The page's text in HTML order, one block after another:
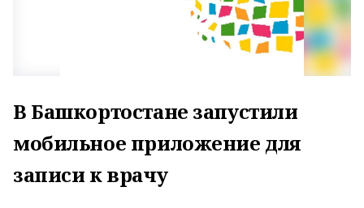
В Башкортостане запустили
мобильное приложение для
записи к врачу